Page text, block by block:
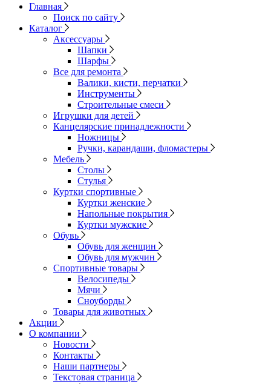
Главная
Поиск по сайту
Каталог
Аксессуары
Шапки
Шарфы
Все для ремонта
Валики, кисти, перчатки
Инструменты
Строительные смеси
Игрушки для детей
Канцелярские принадлежности
Ножницы
Ручки, карандаши, фломастеры
Мебель
Столы
Стулья
Куртки спортивные
Куртки женские
Напольные покрытия
Куртки мужские
Обувь
Обувь для женщин
Обувь для мужчин
Спортивные товары
Велосипеды
Мячи
Сноуборды
Товары для животных
Акции
О компании
Новости
Контакты
Наши партнеры
Текстовая страница